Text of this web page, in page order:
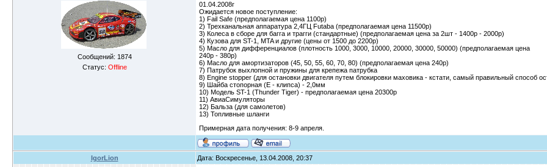
Сообщений: 1874
Статус: Offline
01.04.2008г
Ожидается новое поступление:
1) Fail Safe (предполагаемая цена 1100р)
2) Трехканальная аппаратура 2,4ГЦ Futaba (предполагаемая цена 11500р)
3) Колеса в сборе для багга и трагги (стандартные) (предполагаемая цена за 2шт - 1400р - 2000р)
4) Кузова для ST-1, MTA и другие (цены от 1500 до 2200р)
5) Масло для дифференциалов (плотность 1000, 3000, 10000, 20000, 30000, 50000) (предполагаемая цена
240р - 380р)
6) Масло для амортизаторов (45, 50, 55, 60, 70, 80) (предполагаемая цена 240р)
7) Патрубок выхлопной и пружины для крепежа патрубка
8) Engine stopper (для остановки двигателя путем блокировки маховика - кстати, самый правильный способ
9) Шайба стопорная (Е - клипса) - 2,0мм
10) Модель ST-1 (Thunder Tiger) - предполагаемая цена 20300р
11) АвиаСимуляторы
12) Бальза (для самолетов)
13) Топливные шланги
Примерная дата получения: 8-9 апреля.
IgorLion Дата: Воскресенье, 13.04.2008, 20:37